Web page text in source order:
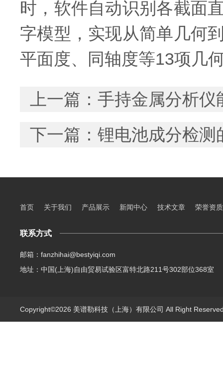
时，软件自动识别各截面
字模型，实现从简单几何
平面度、同轴度等13项几
上一篇： 手持金属分析仪
下一篇： 锂电池成分检测
首页 关于我们 产品展示 新闻中心 技术文章 荣誉资质
联系方式
邮箱：fanzhihai@bestyiqi.com
地址：中国(上海)自由贸易试验区富特北路211号302部位368室
Copyright©2026 美谱勒科技（上海）有限公司 All Right